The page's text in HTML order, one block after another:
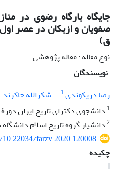
جایگاه بارگاه رضوی در
ق)
نوع مقاله : مقاله پژوهشی
نویسندگان
رضا دریکوندی1 شکرالله خاکرند
1 دانشجوی دکترای تاریخ ایران
2دانشیار گروه تاریخ اسلام
farzv.2020.120008
چکیده